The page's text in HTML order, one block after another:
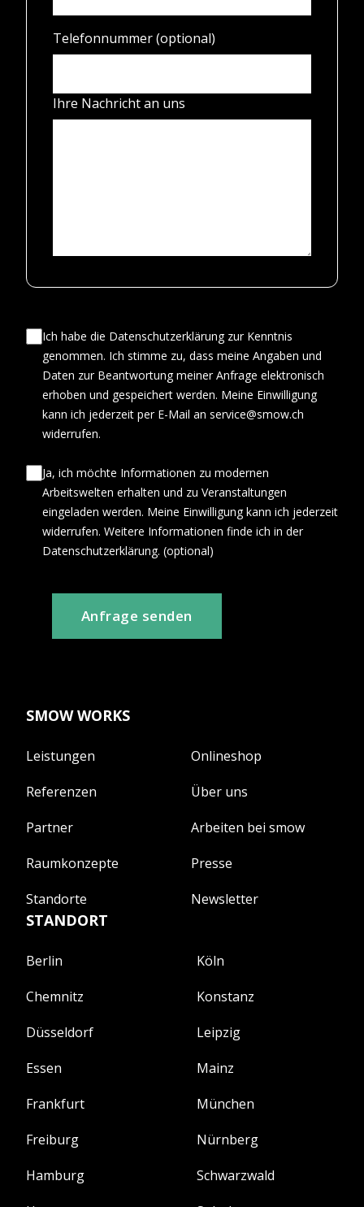
Telefonnummer (optional)
Ihre Nachricht an uns
Ich habe die Datenschutzerklärung zur Kenntnis
genommen. Ich stimme zu, dass meine Angaben und
Daten zur Beantwortung meiner Anfrage elektronisch
erhoben und gespeichert werden. Meine Einwilligung
kann ich jederzeit per E-Mail an service@smow.ch
widerrufen.
Ja, ich möchte Informationen zu modernen
Arbeitswelten erhalten und zu Veranstaltungen
eingeladen werden. Meine Einwilligung kann ich jederzeit
widerrufen. Weitere Informationen finde ich in der
Datenschutzerklärung. (optional)
Anfrage senden
SMOW WORKS
Leistungen
Referenzen
Partner
Raumkonzepte
Standorte
Onlineshop
Über uns
Arbeiten bei smow
Presse
Newsletter
STANDORT
Berlin
Chemnitz
Düsseldorf
Essen
Frankfurt
Freiburg
Hamburg
Köln
Konstanz
Leipzig
Mainz
München
Nürnberg
Schwarzwald